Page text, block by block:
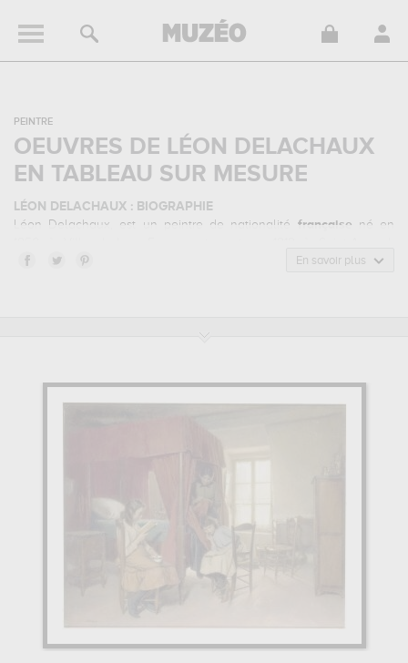
PEINTRE
OEUVRES DE LÉON DELACHAUX
EN TABLEAU SUR MESURE
LÉON DELACHAUX : BIOGRAPHIE
Léon Delachaux, est un peintre de nationalité française né en
Montrond, France. Léon Delachaux appartenait au style artistique
LÉON DELACHAUX : SES PRINCIPALES OEUVRES
d'illustrations de ses sujets favoris : marine... Vous devrez vous
rendre au musée d'orsay, paris, france pour pouvoir admirer l'une
Muzéo vous propose des reproductions de tableaux de grande
Léon Delachaux a commencé sa formation à l'établissement
Académie des Beaux-Arts de Pennsylvanie, Philadelphie, États-
En savoir plus